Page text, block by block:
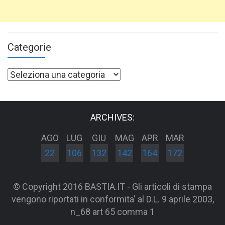
Categorie
Categorie
ARCHIVES:
AGO
22
LUG
106
GIU
132
MAG
142
APR
164
MAR
172
© Copyright 2016 BASTIA.IT - Gli articoli di stampa
vengono riportati in conformita' al D.L. 9 aprile 2003,
n_68 art 65 comma 1